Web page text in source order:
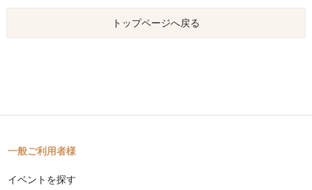
トップページへ戻る
一般ご利用者様
イベントを探す